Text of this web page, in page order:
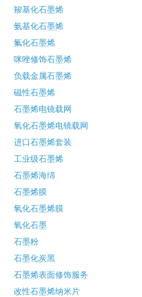
羧基化石墨烯
氨基化石墨烯
氟化石墨烯
咪唑修饰石墨烯
负载金属石墨烯
磁性石墨烯
石墨烯电镜载网
氧化石墨烯电镜载网
进口石墨烯套装
工业级石墨烯
石墨烯海绵
石墨烯膜
氧化石墨烯膜
氧化石墨
石墨粉
石墨化炭黑
石墨烯表面修饰服务
改性石墨烯纳米片